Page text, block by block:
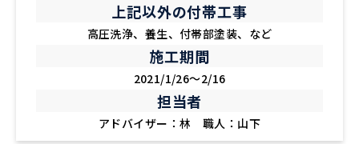
上記以外の付帯工事
高圧洗浄、養生、付帯部塗装、など
施工期間
2021/1/26～2/16
担当者
アドバイザー：林 職人：山下